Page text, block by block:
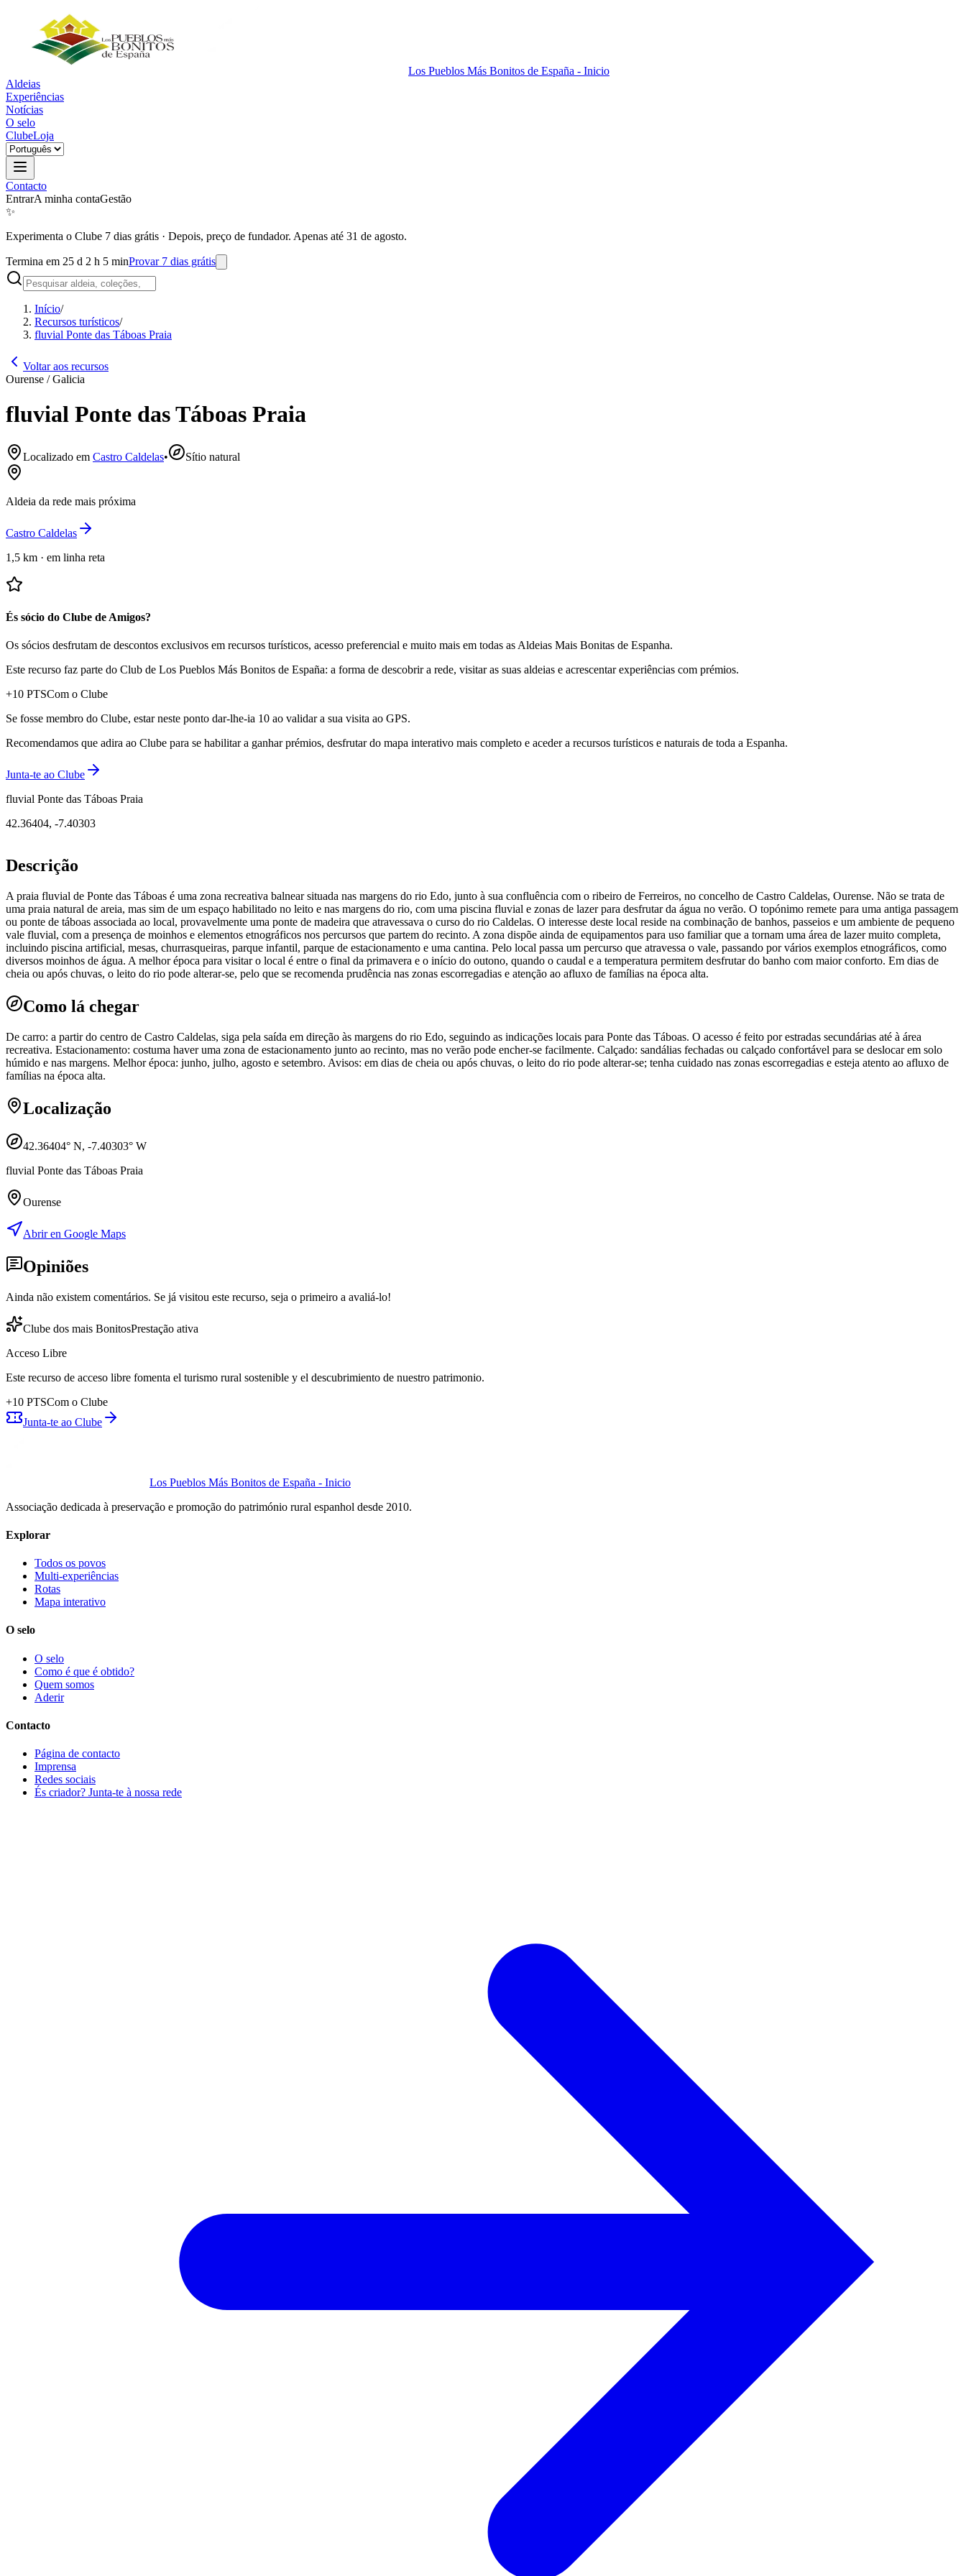
Los Pueblos Más Bonitos de España - Inicio
Aldeias
Experiências
Notícias
O selo
ClubeLoja
Contacto
EntrarA minha contaGestão
✨
Experimenta o Clube 7 dias grátis · Depois, preço de fundador. Apenas até 31 de agosto.
Termina em 25 d 2 h 5 minProvar 7 dias grátis
Início/
Recursos turísticos/
fluvial Ponte das Táboas Praia
Voltar aos recursos
Ourense / Galicia
fluvial Ponte das Táboas Praia
Localizado em Castro Caldelas• Sítio natural
Aldeia da rede mais próxima
Castro Caldelas
1,5 km · em linha reta
És sócio do Clube de Amigos?
Os sócios desfrutam de descontos exclusivos em recursos turísticos, acesso preferencial e muito mais em todas as Aldeias Mais Bonitas de Espanha.
Este recurso faz parte do Club de Los Pueblos Más Bonitos de España: a forma de descobrir a rede, visitar as suas aldeias e acrescentar experiências com prémios.
+10 PTSCom o Clube
Se fosse membro do Clube, estar neste ponto dar-lhe-ia 10 ao validar a sua visita ao GPS.
Recomendamos que adira ao Clube para se habilitar a ganhar prémios, desfrutar do mapa interativo mais completo e aceder a recursos turísticos e naturais de toda a Espanha.
Junta-te ao Clube
fluvial Ponte das Táboas Praia
42.36404, -7.40303
Descrição
A praia fluvial de Ponte das Táboas é uma zona recreativa balnear situada nas margens do rio Edo, junto à sua confluência com o ribeiro de Ferreiros, no concelho de Castro Caldelas, Ourense. Não se trata de
uma praia natural de areia, mas sim de um espaço habilitado no leito e nas margens do rio, com uma piscina fluvial e zonas de lazer para desfrutar da água no verão. O topónimo remete para uma antiga passagem
ou ponte de táboas associada ao local, provavelmente uma ponte de madeira que atravessava o curso do rio Caldelas. O interesse deste local reside na combinação de banhos, passeios e um ambiente de pequeno
vale fluvial, com a presença de moinhos e elementos etnográficos nos percursos que partem do recinto. A zona dispõe ainda de equipamentos para uso familiar que a tornam uma área de lazer muito completa,
incluindo piscina artificial, mesas, churrasqueiras, parque infantil, parque de estacionamento e uma cantina. Pelo local passa um percurso que atravessa o vale, passando por vários exemplos etnográficos, como
diversos moinhos de água. A melhor época para visitar o local é entre o final da primavera e o início do outono, quando o caudal e a temperatura permitem desfrutar do banho com maior conforto. Em dias de
cheia ou após chuvas, o leito do rio pode alterar-se, pelo que se recomenda prudência nas zonas escorregadias e atenção ao afluxo de famílias na época alta.
Como lá chegar
De carro: a partir do centro de Castro Caldelas, siga pela saída em direção às margens do rio Edo, seguindo as indicações locais para Ponte das Táboas. O acesso é feito por estradas secundárias até à área
recreativa. Estacionamento: costuma haver uma zona de estacionamento junto ao recinto, mas no verão pode encher-se facilmente. Calçado: sandálias fechadas ou calçado confortável para se deslocar em solo
húmido e nas margens. Melhor época: junho, julho, agosto e setembro. Avisos: em dias de cheia ou após chuvas, o leito do rio pode alterar-se; tenha cuidado nas zonas escorregadias e esteja atento ao afluxo de
famílias na época alta.
Localização
42.36404° N, -7.40303° W
fluvial Ponte das Táboas Praia
Ourense
Abrir en Google Maps
Opiniões
Ainda não existem comentários. Se já visitou este recurso, seja o primeiro a avaliá-lo!
Clube dos mais BonitosPrestação ativa
Acceso Libre
Este recurso de acceso libre fomenta el turismo rural sostenible y el descubrimiento de nuestro patrimonio.
+10 PTSCom o Clube
Junta-te ao Clube
Los Pueblos Más Bonitos de España - Inicio
Associação dedicada à preservação e promoção do património rural espanhol desde 2010.
Explorar
Todos os povos
Multi-experiências
Rotas
Mapa interativo
O selo
O selo
Como é que é obtido?
Quem somos
Aderir
Contacto
Página de contacto
Imprensa
Redes sociais
És criador? Junta-te à nossa rede